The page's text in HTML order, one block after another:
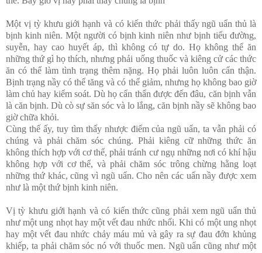
Một vị tỳ khưu giới hạnh và có kiến thức phải thấy ngũ uẩn thủ là
bịnh kinh niên. Một người có bịnh kinh niên như bịnh tiểu đường,
suyễn, hay cao huyết áp, thì không có tự do. Họ không thể ăn
những thứ gì họ thích, nhưng phải uống thuốc và kiêng cử các thức
ăn có thể làm tình trạng thêm nặng. Họ phải luôn luôn cẩn thận.
Bịnh trạng nầy có thể tăng và có thể giảm, nhưng họ không bao giờ
làm chủ hay kiểm soát. Dù họ cẩn thẩn được đến đâu, căn bịnh vẫn
là căn bịnh. Dù cò sự săn sóc và lo lắng, căn bịnh nầy sẽ không bao
giờ chữa khỏi.
Cùng thế ấy, tuy tìm thấy nhược điểm của ngũ uẩn, ta vẫn phải có
chúng và phải chăm sóc chúng. Phải kiêng cữ những thức ăn
không thích hợp với cơ thể, phải tránh cư ngụ những nơi có khí hậu
không hợp với cơ thể, và phải chăm sóc trông chừng hằng loạt
những thứ khác, cũng vì ngũ uẩn. Cho nên các uẩn nầy được xem
như là một thứ bịnh kinh niên.
Vị tỳ khưu giới hạnh và có kiến thức cũng phải xem ngũ uẩn thủ
như một ung nhọt hay một vết đau nhức nhối. Khi có một ung nhọt
hay một vết đau nhức chảy máu mủ và gây ra sự đau đớn khủng
khiếp, ta phải chăm sóc nó với thuốc men. Ngũ uẩn cũng như một